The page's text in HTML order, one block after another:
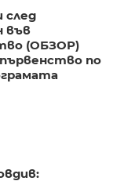
след
във
(ОБЗОР)
по